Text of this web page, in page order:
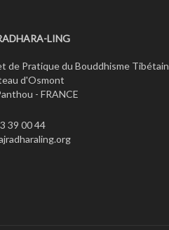
LING
de Pratique du Bouddhisme Tibétain
d'Osmont
- FRANCE
39 00 44